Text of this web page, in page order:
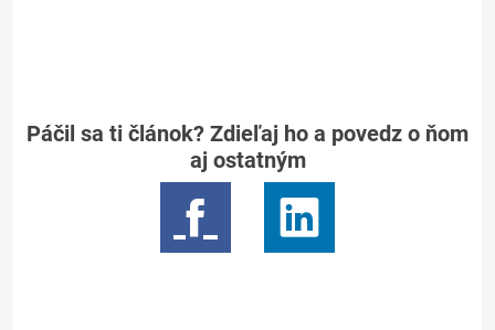
Páčil sa ti článok? Zdieľaj ho a povedz o ňom
aj ostatným